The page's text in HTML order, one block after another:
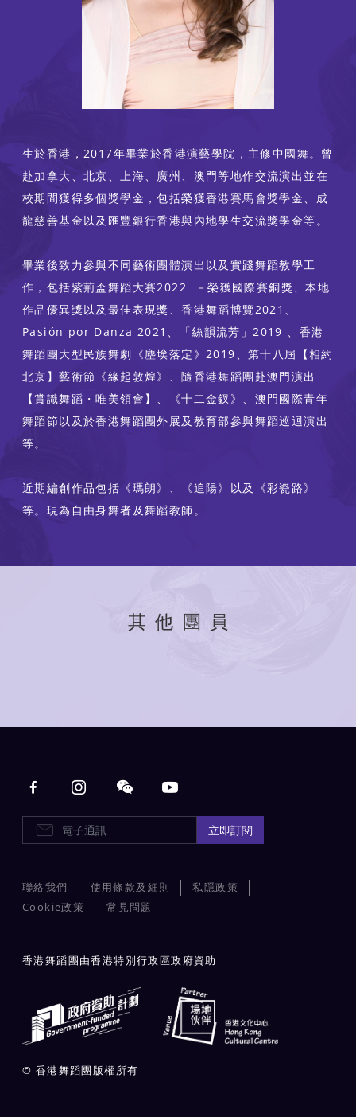
生於香港，2017年畢業於香港演藝學院，主修中國舞。曾
赴加拿大、北京、上海、廣州、澳門等地作交流演出並在
校期間獲得多個獎學金，包括榮獲香港賽馬會獎學金、成
龍慈善基金以及匯豐銀行香港與內地學生交流獎學金等。
畢業後致力參與不同藝術團體演出以及實踐舞蹈教學工
作，包括紫荊盃舞蹈大賽2022 －榮獲國際賽銅獎、本地
作品優異獎以及最佳表現獎、香港舞蹈博覽2021、
Pasión por Danza 2021、「絲韻流芳」2019 、香港
舞蹈團大型民族舞劇《塵埃落定》2019、第十八屆【相約
北京】藝術節《緣起敦煌》、隨香港舞蹈團赴澳門演出
【賞識舞蹈・唯美領會】、《十二金釵》、澳門國際青年
舞蹈節以及於香港舞蹈團外展及教育部參與舞蹈巡迴演出
等。
近期編創作品包括《瑪朗》、《追陽》以及《彩瓷路》
等。現為自由身舞者及舞蹈教師。
其他團員
Main navigation
E-Newsletters 立即訂閱
聯絡我們 使用條款及細則
私隱政策
Cookie政策
常見問題
香港舞蹈團由香港特別行政區政府資助
© 香港舞蹈團版權所有